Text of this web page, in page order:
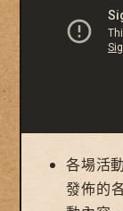
各場活
發佈的